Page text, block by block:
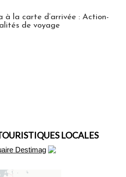
à la carte d’arrivée : Action-
de voyage
LOCALES